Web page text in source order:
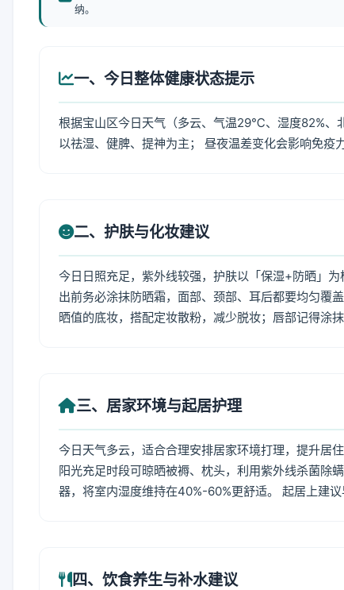
纳。
一、今日整体健康状态提示
根据宝山区今日天气（多云、气温29℃、湿度82%、
以祛湿、健脾、提神为主； 昼夜温差变化会影响免疫
二、护肤与化妆建议
今日日照充足，紫外线较强，护肤以「保湿+防晒」
出前务必涂抹防晒霜，面部、颈部、耳后都要均匀覆
晒值的底妆，搭配定妆散粉，减少脱妆；唇部记得涂
三、居家环境与起居护理
今日天气多云，适合合理安排居家环境打理，提升居
阳光充足时段可晾晒被褥、枕头，利用紫外线杀菌除
器，将室内湿度维持在40%-60%更舒适。 起居上建
四、饮食养生与补水建议